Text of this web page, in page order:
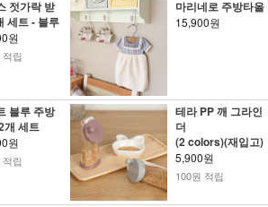
젓가락 받
세트 - 블루
원
적립
마리네로 주방타올
15,900원
블루 주방
개 세트
원
적립
테라 PP 깨 그라인
더
(2 colors)(재입고)
5,900원
100원 적립